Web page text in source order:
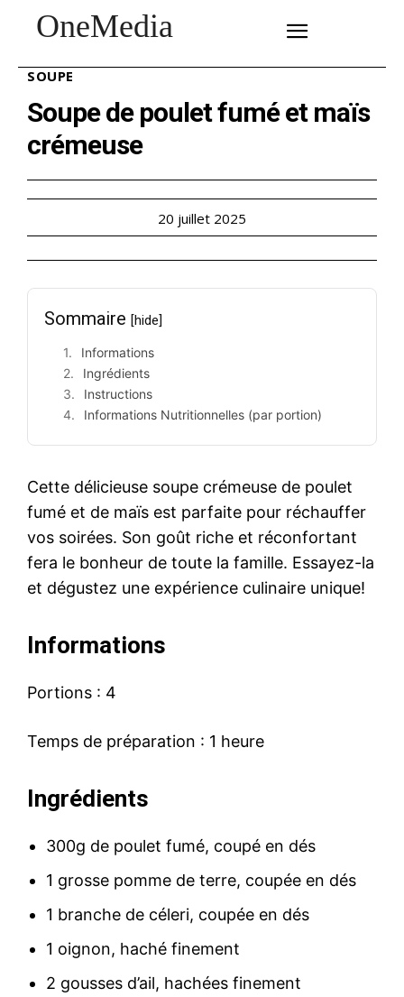
OneMedia
SOUPE
Soupe de poulet fumé et maïs
crémeuse
20 juillet 2025
Sommaire [hide]
Informations
Ingrédients
Instructions
Informations Nutritionnelles (par portion)
Cette délicieuse soupe crémeuse de poulet
fumé et de maïs est parfaite pour réchauffer
vos soirées. Son goût riche et réconfortant
fera le bonheur de toute la famille. Essayez-la
et dégustez une expérience culinaire unique!
Informations
Portions : 4
Temps de préparation : 1 heure
Ingrédients
300g de poulet fumé, coupé en dés
1 grosse pomme de terre, coupée en dés
1 branche de céleri, coupée en dés
1 oignon, haché finement
2 gousses d’ail, hachées finement